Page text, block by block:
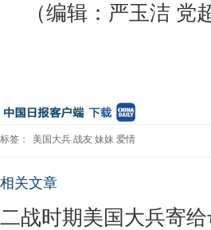
（编辑：严玉洁 党
标签： 美国大兵 战友 妹妹 爱情
相关文章
二战时期美国大兵寄